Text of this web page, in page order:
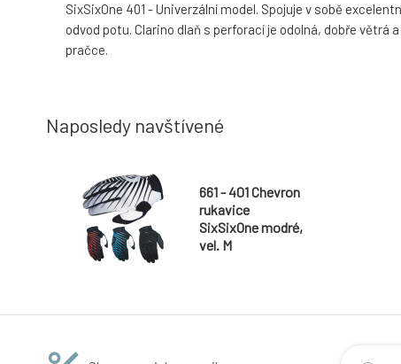
SixSixOne 401 - Univerzální model. Spojuje v sobě
odvod potu. Clarino dlaň s perforací je odolná, dobře
pračce.
Naposledy navštívené
661 - 401 Chevron
rukavice
SixSixOne modré,
vel. M